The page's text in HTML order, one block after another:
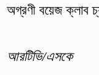
অগ্রণী বয়েজ ক্লাব
আরটিভি/এসকে